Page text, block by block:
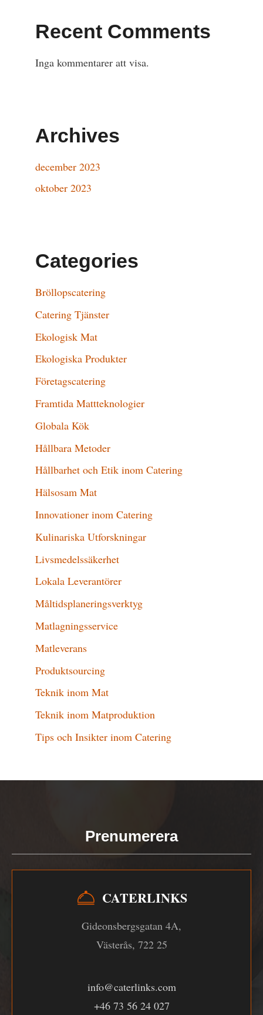
Recent Comments
Inga kommentarer att visa.
Archives
december 2023
oktober 2023
Categories
Bröllopscatering
Catering Tjänster
Ekologisk Mat
Ekologiska Produkter
Företagscatering
Framtida Mattteknologier
Globala Kök
Hållbara Metoder
Hållbarhet och Etik inom Catering
Hälsosam Mat
Innovationer inom Catering
Kulinariska Utforskningar
Livsmedelssäkerhet
Lokala Leverantörer
Måltidsplaneringsverktyg
Matlagningsservice
Matleverans
Produktsourcing
Teknik inom Mat
Teknik inom Matproduktion
Tips och Insikter inom Catering
Prenumerera
CATERLINKS
Gideonsbergsgatan 4A,
Västerås, 722 25
info@caterlinks.com
+46 73 56 24 027